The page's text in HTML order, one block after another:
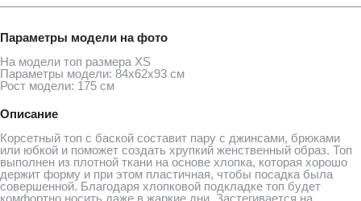
Параметры модели на фото
На модели топ размера ХS
Параметры модели: 84х62х93 см
Рост модели: 175 см
Описание
Корсетный топ с баской составит пару с джинсами, брюками
или юбкой и поможет создать хрупкий женственный образ. Топ
выполнен из плотной ткани на основе хлопка, которая хорошо
держит форму и при этом пластичная, чтобы посадка была
совершенной. Благодаря хлопковой подкладке топ будет
комфортно носить даже в жаркие дни. Застегивается на